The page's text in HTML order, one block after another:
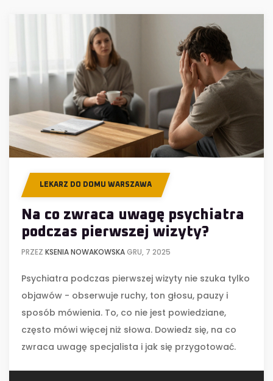
LEKARZ DO DOMU WARSZAWA
Na co zwraca uwagę psychiatra
podczas pierwszej wizyty?
PRZEZ KSENIA NOWAKOWSKAGRU, 7 2025
Psychiatra podczas pierwszej wizyty nie szuka tylko
objawów - obserwuje ruchy, ton głosu, pauzy i
sposób mówienia. To, co nie jest powiedziane,
często mówi więcej niż słowa. Dowiedz się, na co
zwraca uwagę specjalista i jak się przygotować.